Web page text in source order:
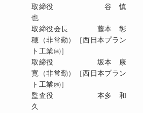
取締役 谷 慎
也
取締役会長 藤本 彰
穂（非常勤）［西日本プラン
ト工業㈱］
取締役 坂本 康
寛（非常勤）［西日本プラン
ト工業㈱］
監査役 本多 和
久